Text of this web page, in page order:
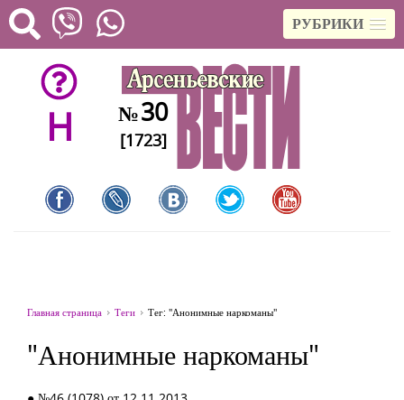
РУБРИКИ
H №30
[1723]
Главная страница Теги Тег: "Анонимные наркоманы"
"Анонимные наркоманы"